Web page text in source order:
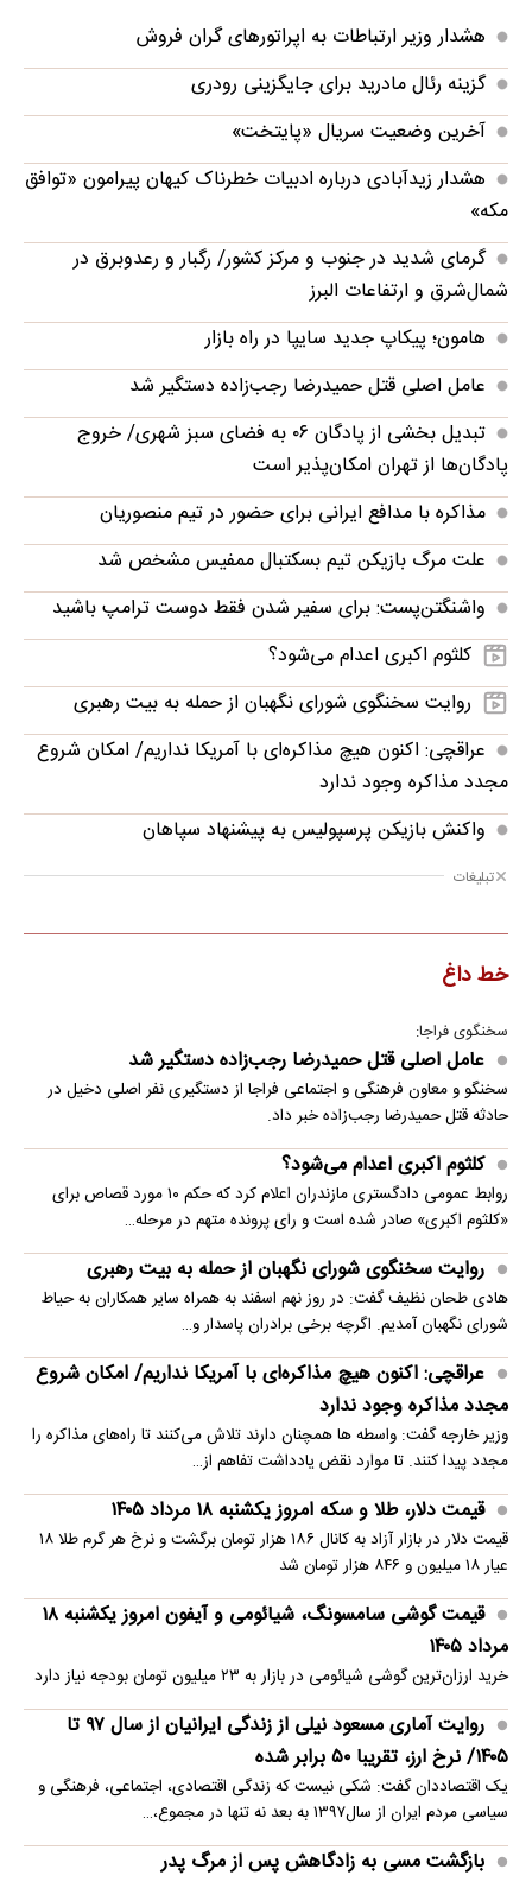
هشدار وزیر ارتباطات به اپراتورهای گران فروش
گزینه رئال مادرید برای جایگزینی رودری
آخرین وضعیت سریال «پایتخت»
هشدار زیدآبادی درباره ادبیات خطرناک کیهان پیرامون «توافق
مکه»
گرمای شدید در جنوب و مرکز کشور/ رگبار و رعدوبرق در
شمال‌شرق و ارتفاعات البرز
هامون؛ پیکاپ جدید سایپا در راه بازار
عامل اصلی قتل حمیدرضا رجب‌زاده دستگیر شد
تبدیل بخشی از پادگان ۰۶ به فضای سبز شهری/ خروج
پادگان‌ها از تهران امکان‌پذیر است
مذاکره با مدافع ایرانی برای حضور در تیم منصوریان
علت مرگ بازیکن تیم بسکتبال ممفیس مشخص شد
واشنگتن‌پست: برای سفیر شدن فقط دوست ترامپ باشید
کلثوم اکبری اعدام می‌شود؟
روایت سخنگوی شورای نگهبان از حمله به بیت رهبری
عراقچی: اکنون هیچ مذاکره‌ای با آمریکا نداریم/ امکان شروع
مجدد مذاکره وجود ندارد
واکنش بازیکن پرسپولیس به پیشنهاد سپاهان
تبلیغات
خط داغ
سخنگوی فراجا:
عامل اصلی قتل حمیدرضا رجب‌زاده دستگیر شد
سخنگو و معاون فرهنگی و اجتماعی فراجا از دستگیری نفر اصلی دخیل در
حادثه قتل حمیدرضا رجب‌زاده خبر داد.
کلثوم اکبری اعدام می‌شود؟
روابط عمومی دادگستری مازندران اعلام کرد که حکم ۱۰ مورد قصاص برای
«کلثوم اکبری» صادر شده است و رای پرونده متهم در مرحله…
روایت سخنگوی شورای نگهبان از حمله به بیت رهبری
هادی طحان نظیف گفت: در روز نهم اسفند به همراه سایر همکاران به حیاط
شورای نگهبان آمدیم. اگرچه برخی برادران پاسدار و…
عراقچی: اکنون هیچ مذاکره‌ای با آمریکا نداریم/ امکان شروع
مجدد مذاکره وجود ندارد
وزیر خارجه گفت: واسطه ها همچنان دارند تلاش می‌کنند تا راه‌های مذاکره را
مجدد پیدا کنند. تا موارد نقض یادداشت تفاهم از…
قیمت دلار، طلا و سکه امروز یکشنبه ۱۸ مرداد ۱۴۰۵
قیمت دلار در بازار آزاد به کانال ۱۸۶ هزار تومان برگشت و نرخ هر گرم طلا ۱۸
عیار ۱۸ میلیون و ۸۴۶ هزار تومان شد
قیمت گوشی سامسونگ، شیائومی و آیفون امروز یکشنبه ۱۸
مرداد ۱۴۰۵
خرید ارزان‌ترین گوشی شیائومی در بازار به ۲۳ میلیون تومان بودجه نیاز دارد
روایت آماری مسعود نیلی از زندگی ایرانیان از سال ۹۷ تا
۱۴۰۵/ نرخ ارز، تقریبا ۵۰ برابر شده
یک اقتصاددان گفت: شکی نیست که زندگی اقتصادی، اجتماعی، فرهنگی و
سیاسی مردم ایران از سال۱۳۹۷ به بعد نه تنها در مجموع،…
بازگشت مسی به زادگاهش پس از مرگ پدر